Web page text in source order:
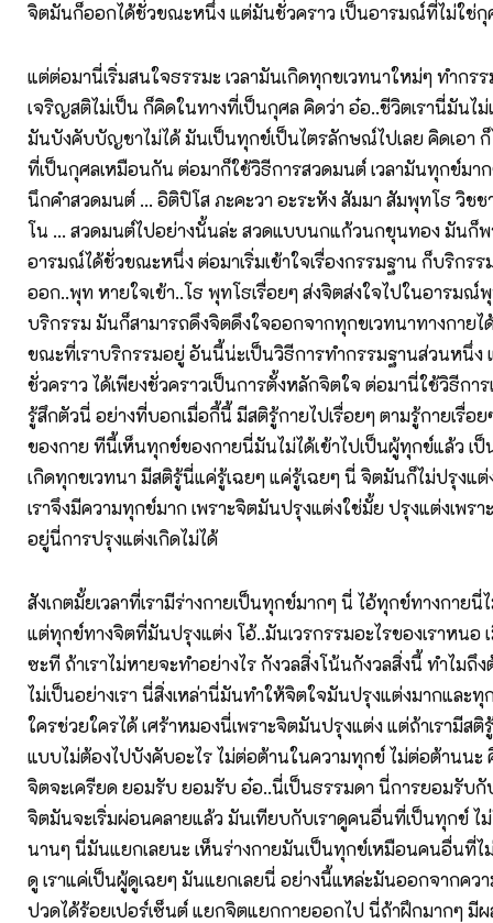
จิตมันก็ออกได้ชั่วขณะหนึ่ง แต่มันชั่วคราว เป็นอารมณ์ที่ไม่ใช่
แต่ต่อมานี่เริ่มสนใจธรรมะ เวลามันเกิดทุกขเวทนาใหม่ๆ ทำกร
เจริญสติไม่เป็น ก็คิดในทางที่เป็นกุศล คิดว่า อ๋อ..ชีวิตเรานี่มันไม่
มันบังคับบัญชาไม่ได้ มันเป็นทุกข์เป็นไตรลักษณ์ไปเลย คิดเอา ก็
ที่เป็นกุศลเหมือนกัน ต่อมาก็ใช้วิธีการสวดมนต์ เวลามันทุกข์มา
นึกคำสวดมนต์ ... อิติปิโส ภะคะวา อะระหัง สัมมา สัมพุทโธ วิช
โน ... สวดมนต์ไปอย่างนั้นล่ะ สวดแบบนกแก้วนกขุนทอง มันก็
อารมณ์ได้ชั่วขณะหนึ่ง ต่อมาเริ่มเข้าใจเรื่องกรรมฐาน ก็บริกร
ออก..พุท หายใจเข้า..โธ พุทโธเรื่อยๆ ส่งจิตส่งใจไปในอารมณ์
บริกรรม มันก็สามารถดึงจิตดึงใจออกจากทุกขเวทนาทางกายไ
ขณะที่เราบริกรรมอยู่ อันนี้น่ะเป็นวิธีการทำกรรมฐานส่วนหนึ่ง
ชั่วคราว ได้เพียงชั่วคราวเป็นการตั้งหลักจิตใจ ต่อมานี่ใช้วิธีกา
รู้สึกตัวนี่ อย่างที่บอกเมื่อกี้นี้ มีสติรู้กายไปเรื่อยๆ ตามรู้กายเรื่อย
ของกาย ทีนี้เห็นทุกข์ของกายนี่มันไม่ได้เข้าไปเป็นผู้ทุกข์แล้ว เป็
เกิดทุกขเวทนา มีสติรู้นี่แค่รู้เฉยๆ แค่รู้เฉยๆ นี่ จิตมันก็ไม่ปรุงแ
เราจึงมีความทุกข์มาก เพราะจิตมันปรุงแต่งใช่มั้ย ปรุงแต่งเพร
อยู่นี่การปรุงแต่งเกิดไม่ได้
สังเกตมั้ยเวลาที่เรามีร่างกายเป็นทุกข์มากๆ นี่ ไอ้ทุกข์ทางกายนี่
แต่ทุกข์ทางจิตที่มันปรุงแต่ง โอ้..มันเวรกรรมอะไรของเราหนอ
ซะที ถ้าเราไม่หายจะทำอย่างไร กังวลสิ่งโน้นกังวลสิ่งนี้ ทำไมถึ
ไม่เป็นอย่างเรา นี่สิ่งเหล่านี่มันทำให้จิตใจมันปรุงแต่งมากและ
ใครช่วยใครได้ เศร้าหมองนี่เพราะจิตมันปรุงแต่ง แต่ถ้าเรามีสติ
แบบไม่ต้องไปบังคับอะไร ไม่ต่อต้านในความทุกข์ ไม่ต่อต้านนะ
จิตจะเครียด ยอมรับ ยอมรับ อ๋อ..นี่เป็นธรรมดา นี่การยอมรับ
จิตมันจะเริ่มผ่อนคลายแล้ว มันเทียบกับเราดูคนอื่นที่เป็นทุกข์ ไม่
นานๆ นี่มันแยกเลยนะ เห็นร่างกายมันเป็นทุกข์เหมือนคนอื่นที่ไม่
ดู เราแค่เป็นผู้ดูเฉยๆ มันแยกเลยนี่ อย่างนี้แหล่ะมันออกจากคว
ปวดได้ร้อยเปอร์เซ็นต์ แยกจิตแยกกายออกไป นี่ถ้าฝึกมากๆ มีผ